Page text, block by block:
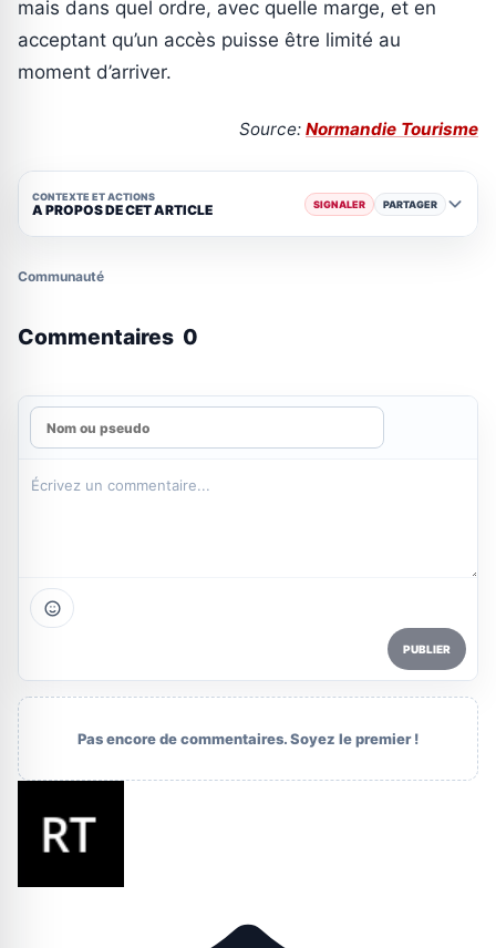
mais dans quel ordre, avec quelle marge, et en
acceptant qu’un accès puisse être limité au
moment d’arriver.
Source: Normandie Tourisme
CONTEXTE ET ACTIONS
A PROPOS DE CET ARTICLE SIGNALER PARTAGER
Communauté
Commentaires 0
PUBLIER
Pas encore de commentaires. Soyez le premier !